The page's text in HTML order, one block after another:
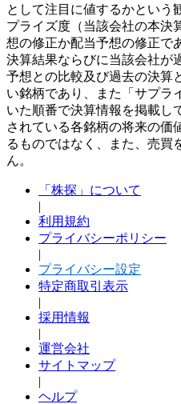
として注目に値するかという
プライズ度（当該会社の本決
想の修正か配当予想の修正で
決算結果ならびに当該会社が
予想との比較及び過去の決算
い銘柄であり、また「サプラ
いた順番で決算情報を掲載し
されている各銘柄の将来の価
るものではなく、また、売買
ん。
「株探」について
|
利用規約
プライバシーポリシー
|
プライバシー設定
特定商取引表示
|
採用情報
|
運営会社
サイトマップ
|
ヘルプ